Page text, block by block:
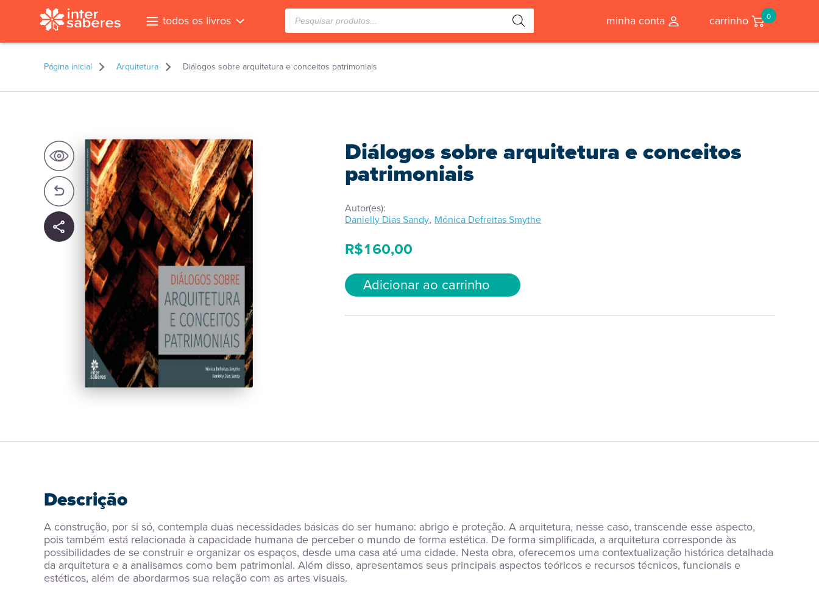
todos os livros Pesquisar
produtos minha conta carrinho 0
Página inicial Arquitetura Diálogos sobre arquitetura e conceitos patrimoniais
Diálogos sobre arquitetura e conceitos
patrimoniais
Autor(es):
Danielly Dias Sandy, Mónica Defreitas Smythe
R$160,00
Adicionar ao carrinho
Descrição
A construção, por si só, contempla duas necessidades básicas do ser humano: abrigo e proteção. A arquitetura, nesse caso, transcende esse aspecto,
pois também está relacionada à capacidade humana de perceber o mundo de forma estética. De forma simplificada, a arquitetura corresponde às
possibilidades de se construir e organizar os espaços, desde uma casa até uma cidade. Nesta obra, oferecemos uma contextualização histórica detalhada
da arquitetura e a analisamos como bem patrimonial. Além disso, apresentamos seus principais aspectos teóricos e recursos técnicos, funcionais e
estéticos, além de abordarmos sua relação com as artes visuais.